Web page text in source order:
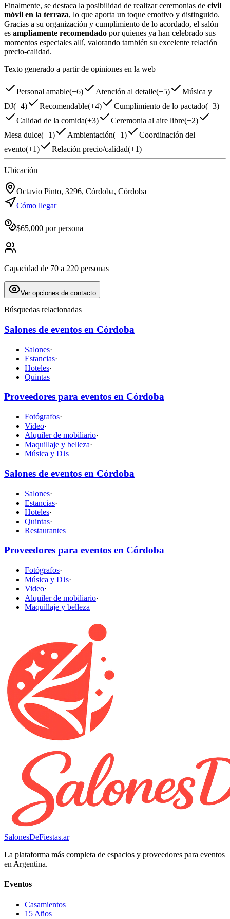
Finalmente, se destaca la posibilidad de realizar ceremonias de civil
móvil en la terraza, lo que aporta un toque emotivo y distinguido.
Gracias a su organización y cumplimiento de lo acordado, el salón
es ampliamente recomendado por quienes ya han celebrado sus
momentos especiales allí, valorando también su excelente relación
precio-calidad.
Texto generado a partir de opiniones en la web
Personal amable(+6) Atención al detalle(+5)
Música y
DJ(+4) Recomendable(+4) Cumplimiento de lo pactado(+3)
Calidad de la comida(+3) Ceremonia al aire libre(+2)
Mesa dulce(+1) Ambientación(+1)
Coordinación del
evento(+1) Relación precio/calidad(+1)
Ubicación
Octavio Pinto, 3296, Córdoba, Córdoba
Cómo llegar
$65,000 por persona
Capacidad de 70 a 220 personas
Ver opciones de contacto
Búsquedas relacionadas
Salones de eventos en Córdoba
Salones·
Estancias·
Hoteles·
Quintas
Proveedores para eventos en Córdoba
Fotógrafos·
Video·
Alquiler de mobiliario·
Maquillaje y belleza·
Música y DJs
Salones de eventos en Córdoba
Salones·
Estancias·
Hoteles·
Quintas·
Restaurantes
Proveedores para eventos en Córdoba
Fotógrafos·
Música y DJs·
Video·
Alquiler de mobiliario·
Maquillaje y belleza
SalonesDeFiestas.ar
La plataforma más completa de espacios y proveedores para eventos
en Argentina.
Eventos
Casamientos
15 Años